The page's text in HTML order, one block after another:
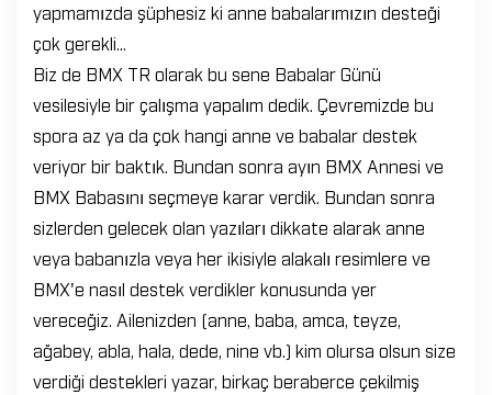
yapmamızda şüphesiz ki anne babalarımızın desteği
çok gerekli...
Biz de BMX TR olarak bu sene Babalar Günü
vesilesiyle bir çalışma yapalım dedik. Çevremizde bu
spora az ya da çok hangi anne ve babalar destek
veriyor bir baktık. Bundan sonra ayın BMX Annesi ve
BMX Babasını seçmeye karar verdik. Bundan sonra
sizlerden gelecek olan yazıları dikkate alarak anne
veya babanızla veya her ikisiyle alakalı resimlere ve
BMX'e nasıl destek verdikler konusunda yer
vereceğiz. Ailenizden (anne, baba, amca, teyze,
ağabey, abla, hala, dede, nine vb.) kim olursa olsun size
verdiği destekleri yazar, birkaç beraberce çekilmiş